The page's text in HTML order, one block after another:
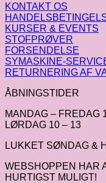
KONTAKT OS
KURSER & EVENTS
STOFPRØVER
FORSENDELSE
SYMASKINE-
RETURNERING AF
ÅBNINGSTIDER
MANDAG – FREDAG
LØRDAG 10 – 13
LUKKET SØNDAG &
WEBSHOPPEN HAR
HURTIGST MULIGT!